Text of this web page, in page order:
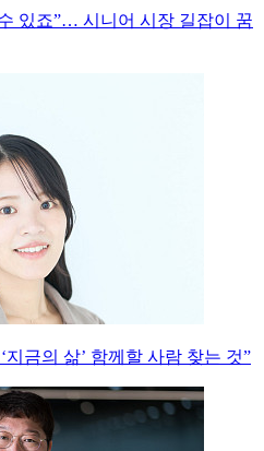
있죠”… 시니어 시장 길잡이 꿈
지금의 삶’ 함께할 사람 찾는 것”